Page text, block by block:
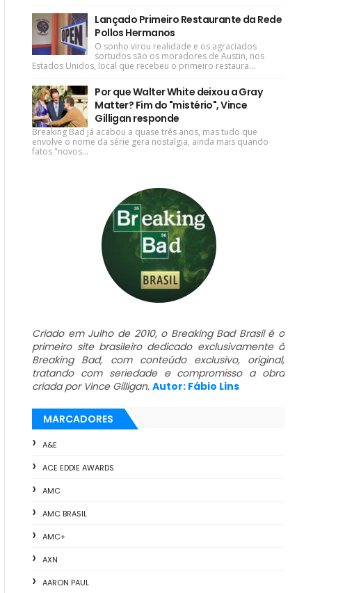
Lançado Primeiro Restaurante da Rede
Pollos Hermanos
O sonho virou realidade e os agraciados
sortudos são os moradores de Austin, nos
Estados Unidos, local que recebeu o primeiro restaura...
Por que Walter White deixou a Gray
Matter? Fim do "mistério", Vince
Gilligan responde
Breaking Bad já acabou a quase três anos, mas tudo que
envolve o nome da série gera nostalgia, ainda mais quando
fatos "novos...
Criado em Julho de 2010, o Breaking Bad Brasil é o
primeiro site brasileiro dedicado exclusivamente à
Breaking Bad, com conteúdo exclusivo, original,
tratando com seriedade e compromisso a obra
criada por Vince Gilligan. Autor: Fábio Lins
MARCADORES
A&E
ACE EDDIE AWARDS
AMC
AMC BRASIL
AMC+
AXN
AARON PAUL